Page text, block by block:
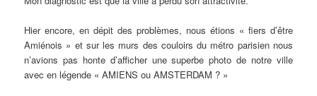
Hier encore, en dépit des problèmes, nous étions « fiers d’être
Amiénois » et sur les murs des couloirs du métro parisien nous
n’avions pas honte d’afficher une superbe photo de notre ville
avec en légende « AMIENS ou AMSTERDAM ? »